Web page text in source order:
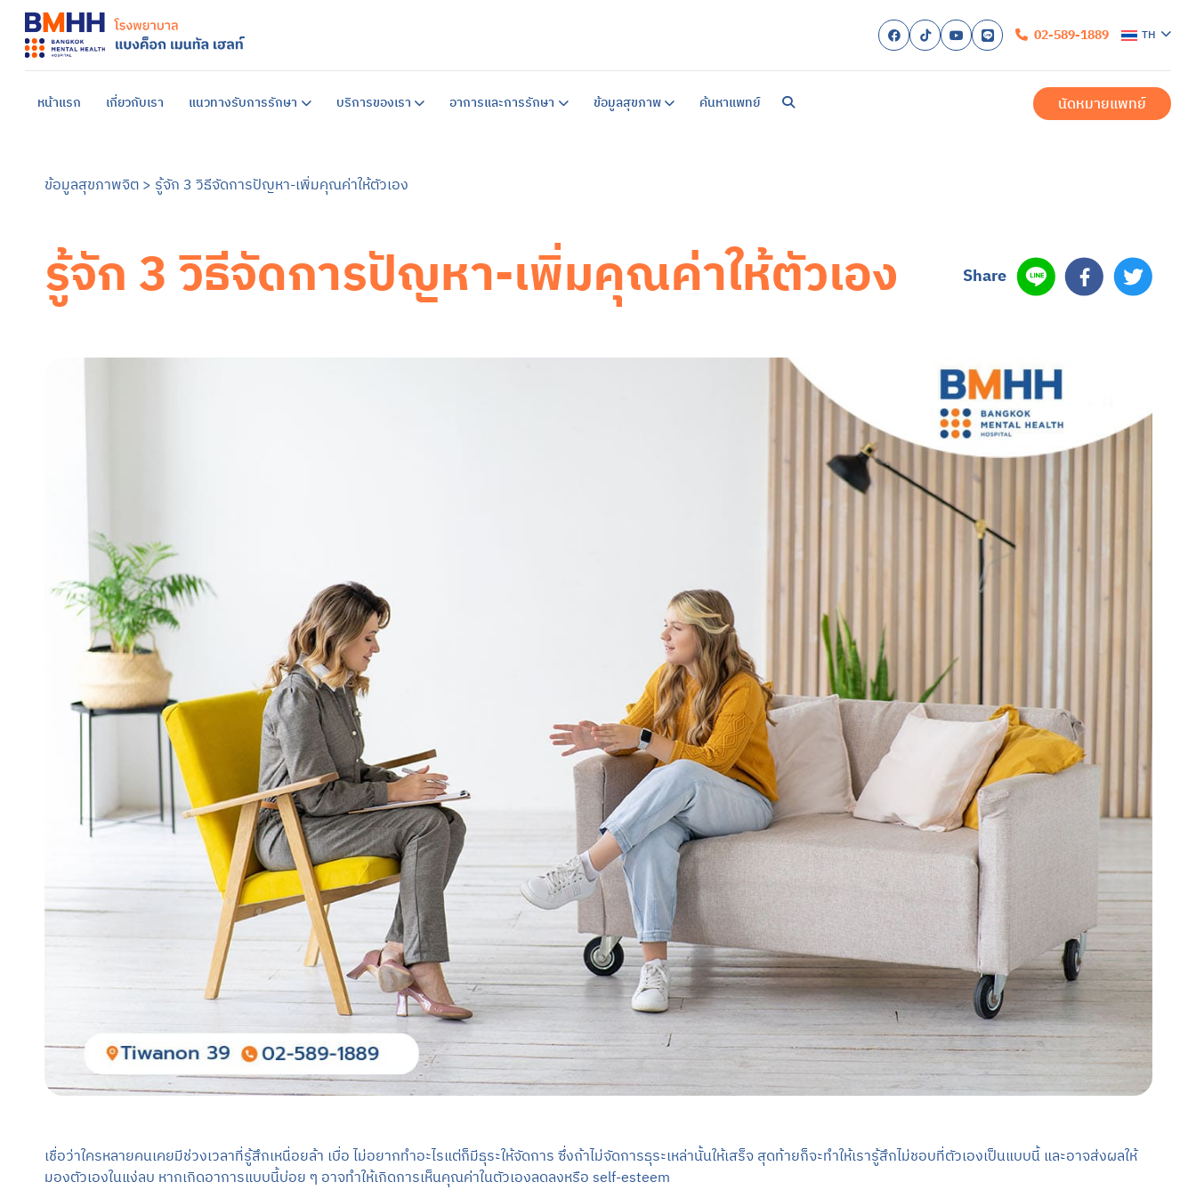
02-589-1889 TH
หน้าแรก เกี่ยวกับเรา แนวทางรับการรักษา บริการของเรา อาการและการรักษา ข้อมูลสุขภาพ ค้นหาแพทย์ นัดหมายแพทย์
เกี่ยวกับเรา
อาการและการรักษา
ซึมเศร้า
วิตกกังวล
จิตเภท
อารมณ์สองขั้ว
สมองเสื่อม
ออทิสติก หรือภาวะออทิสติกสเปกตรัม (ASD)
สมาธิสั้น
โรคแพนิค
ภาวะเครียดหลังเผชิญเหตุการณ์รุนแรง
ค้นหาแพทย์
TH
ข้อมูลสุขภาพจิต> รู้จัก 3 วิธีจัดการปัญหา-เพิ่มคุณค่าให้ตัวเอง
รู้จัก 3 วิธีจัดการปัญหา-เพิ่มคุณค่าให้ตัวเอง Share
เชื่อว่าใครหลายคนเคยมีช่วงเวลาที่รู้สึกเหนื่อยล้า เบื่อ ไม่อยากทำอะไรแต่ก็มีธุระให้จัดการ ซึ่งถ้าไม่จัดการธุระเหล่านั้นให้เสร็จ สุดท้ายก็จะทำให้เรารู้สึกไม่ชอบที่ตัวเองเป็นแบบนี้ และอาจส่งผลให้
มองตัวเองในแง่ลบ หากเกิดอาการแบบนี้บ่อย ๆ อาจทำให้เกิดการเห็นคุณค่าในตัวเองลดลงหรือ self-esteem